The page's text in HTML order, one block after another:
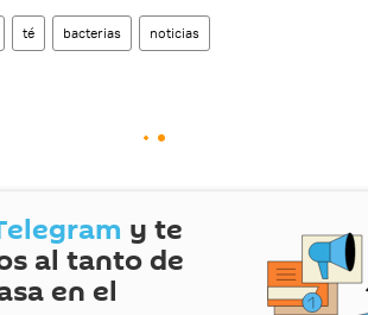
té bacterias noticias
y te
al tanto de
en el